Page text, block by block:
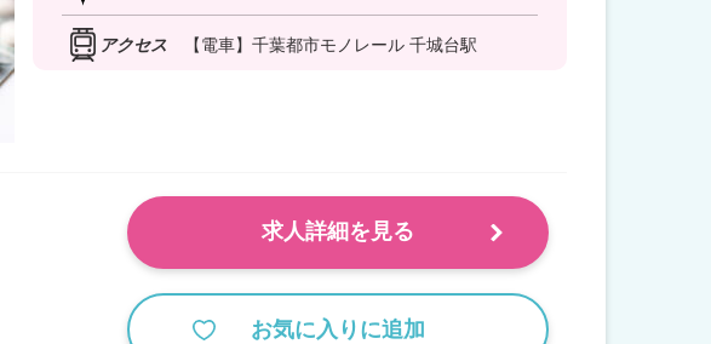
アクセス 【電車】千葉都市モノレール 千城台駅
求人詳細を見る
お気に入りに追加